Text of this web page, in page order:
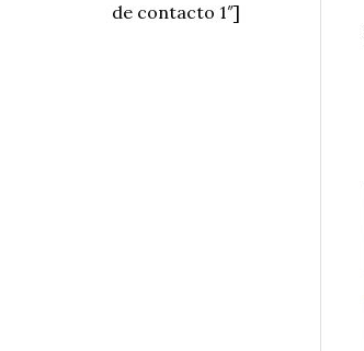
de contacto 1″]